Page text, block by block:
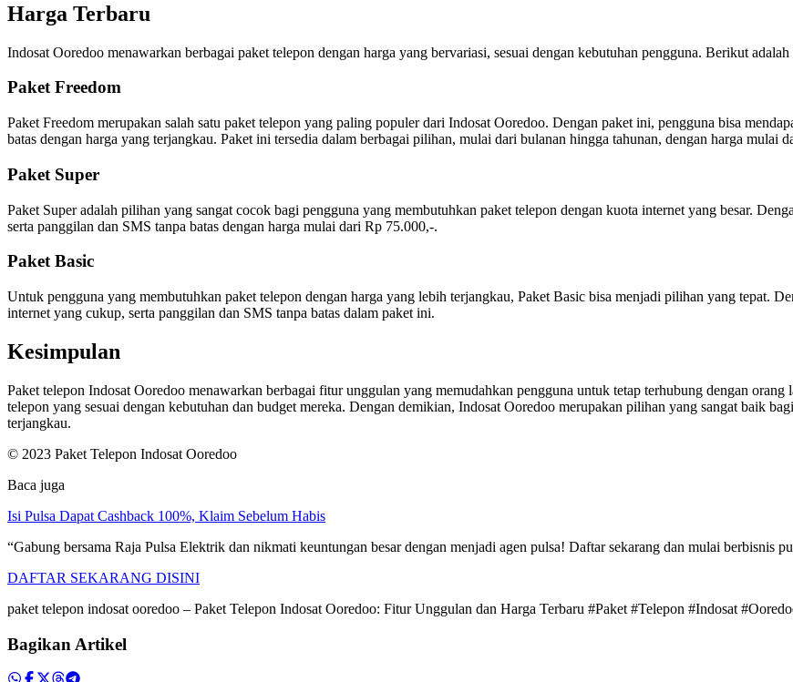
Harga Terbaru
Indosat Ooredoo menawarkan berbagai paket telepon dengan harga yang bervariasi, sesuai dengan kebutuhan pengguna. Berikut
Paket Freedom
Paket Freedom merupakan salah satu paket telepon yang paling populer dari Indosat Ooredoo. Dengan paket ini, pengguna bisa
batas dengan harga yang terjangkau. Paket ini tersedia dalam berbagai pilihan, mulai dari bulanan hingga tahunan, dengan harga mulai
Paket Super
Paket Super adalah pilihan yang sangat cocok bagi pengguna yang membutuhkan paket telepon dengan kuota internet yang besar.
serta panggilan dan SMS tanpa batas dengan harga mulai dari Rp 75.000,-.
Paket Basic
Untuk pengguna yang membutuhkan paket telepon dengan harga yang lebih terjangkau, Paket Basic bisa menjadi pilihan yang tepat.
internet yang cukup, serta panggilan dan SMS tanpa batas dalam paket ini.
Kesimpulan
Paket telepon Indosat Ooredoo menawarkan berbagai fitur unggulan yang memudahkan pengguna untuk tetap terhubung dengan
telepon yang sesuai dengan kebutuhan dan budget mereka. Dengan demikian, Indosat Ooredoo merupakan pilihan yang sangat baik
terjangkau.
© 2023 Paket Telepon Indosat Ooredoo
Baca juga
Isi Pulsa Dapat Cashback 100%, Klaim Sebelum Habis
“Gabung bersama Raja Pulsa Elektrik dan nikmati keuntungan besar dengan menjadi agen pulsa! Daftar sekarang dan mulai berbisnis
DAFTAR SEKARANG DISINI
paket telepon indosat ooredoo – Paket Telepon Indosat Ooredoo: Fitur Unggulan dan Harga Terbaru #Paket #Telepon #Indosat
Bagikan Artikel